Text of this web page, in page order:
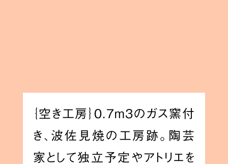
｛空き工房｝0.7m3のガス窯付
き、波佐見焼の工房跡。陶芸
家として独立予定やアトリエを